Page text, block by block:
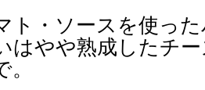
ト・ソースを使っ
はやや熟成したチ
。